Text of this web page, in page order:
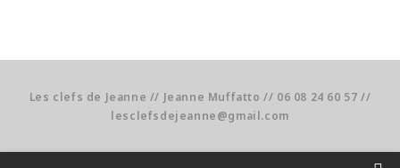
Les clefs de Jeanne // Jeanne Muffatto // 06 08 24 60 57 //
lesclefsdejeanne@gmail.com